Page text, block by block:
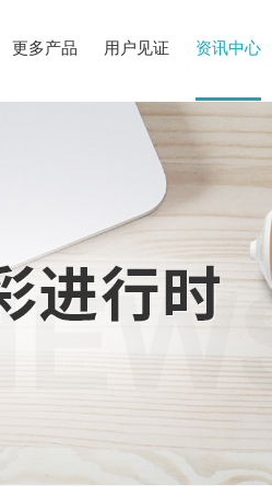
更多产品 用户见证 资讯中心